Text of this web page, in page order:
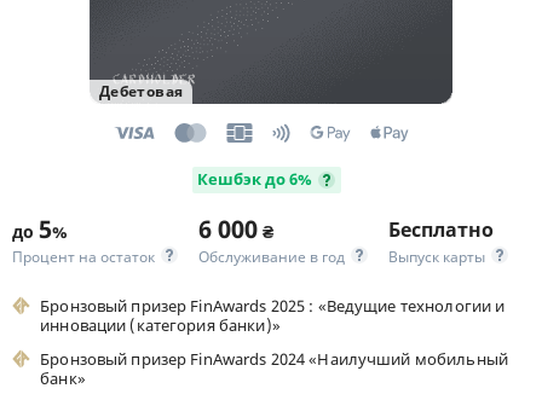
Дебетовая
Кешбэк до 6%
до 5%
Процент на остаток
6 000 ₴
Обслуживание в год
Бесплатно
Выпуск карты
Бронзовый призер FinAwards 2025 : «Ведущие технологии и
инновации (категория банки)»
Бронзовый призер FinAwards 2024 «Наилучший мобильный
банк»